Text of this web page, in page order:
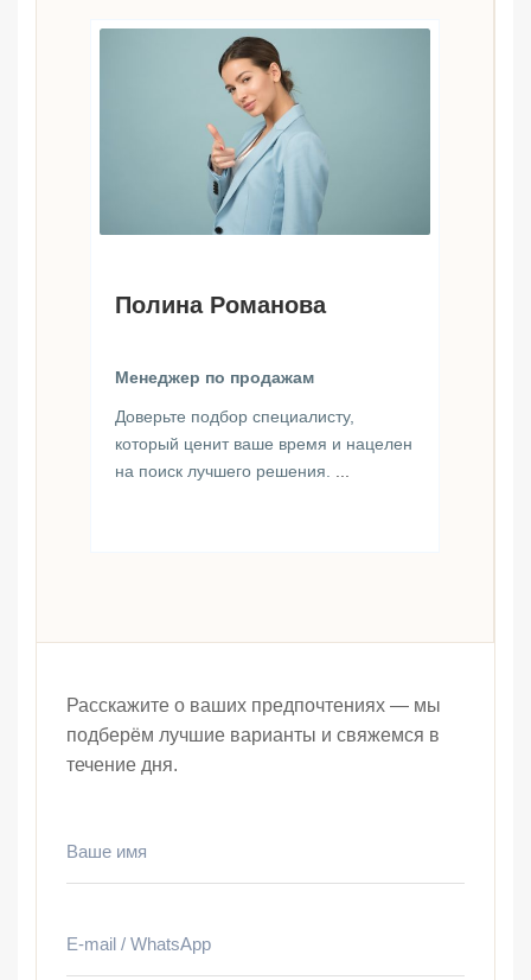
Полина Романова
Менеджер по продажам
Доверьте подбор специалисту,
который ценит ваше время и нацелен
на поиск лучшего решения. ...
Расскажите о ваших предпочтениях — мы
подберём лучшие варианты и свяжемся в
течение дня.